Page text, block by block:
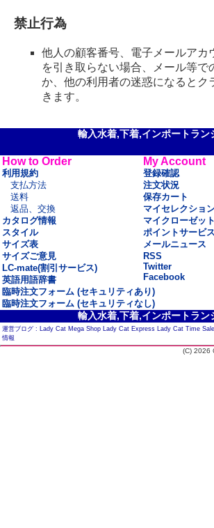
禁止行為
他人の顧客番号、電子メールア
を引き取らない場合、メール等
か、他の利用者の迷惑になると
きます。
輸入水着,下着,インポートラ
How to Order
利用規約
支払方法
送料
返品、交換
カタログ情報
スタイル
サイズ表
サイズご意見
LC-mate(割引サービス)
英語用語辞書
My Account
登録確認
注文状況
保存カート
マイセレクショ
マイクローゼット
ポイントサービス
メールニュース
RSS
Twitter
Facebook
臨時注文フォーム (セキュリティあり)
臨時注文フォーム (セキュリティなし)
輸入水着,下着,インポートラ
運営ブログ : Lady Cat Mega Shop Lady Cat Express Lady Cat Time Sale
情報
(C) 2026